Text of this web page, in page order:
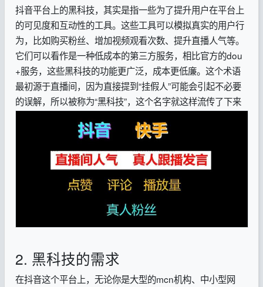
抖音平台上的黑科技，其实是指一些为了提升用户在平台上
的可见度和互动性的工具。这些工具可以模拟真实的用户行
为，比如购买粉丝、增加视频观看次数、提升直播人气等。
它们可以看作是一种低成本的第三方服务，相比官方的dou
+服务，这些黑科技的功能更广泛，成本更低廉。这个术语
最初源于直播间，因为直接提到“挂假人”可能会引起不必要
的误解，所以被称为“黑科技”，这个名字就这样流传了下来
2. 黑科技的需求
在抖音这个平台上，无论你是大型的mcn机构、中小型网